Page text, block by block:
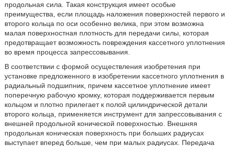
продольная сила. Такая конструкция имеет особые
преимущества, если площадь наложения поверхностей первого и
второго кольца по оси особенно велика, при этом возможна
малая поверхностная плотность для передачи силы, которая
предотвращает возможность повреждения кассетного уплотнения
во время процесса запрессовывания.
В соответствии с формой осуществления изобретения при
установке предложенного в изобретении кассетного уплотнения в
радиальный подшипник, причем кассетное уплотнение имеет
поперечную рабочую кромку, которая поддерживается первым
кольцом и плотно прилегает к полой цилиндрической детали
второго кольца, применяется инструмент для запрессовывания с
внешней продольной конической поверхностью. Внешняя
продольная коническая поверхность при больших радиусах
выступает вперед больше, чем при малых радиусах. Передача